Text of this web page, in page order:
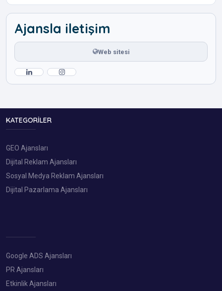
Ajansla iletişim
Web sitesi
KATEGORILER
GEO Ajansları
Dijital Reklam Ajansları
Sosyal Medya Reklam Ajansları
Dijital Pazarlama Ajansları
Google ADS Ajansları
PR Ajansları
Etkinlik Ajansları